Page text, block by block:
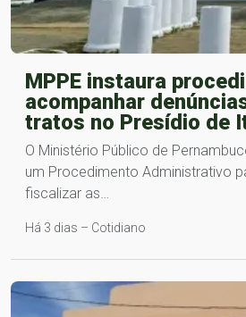
MPPE instaura
acompanhar
tratos no Presídio de
O Ministério Público de
um Procedimento Administrativo
fiscalizar as…
Há 3 dias – Cotidiano